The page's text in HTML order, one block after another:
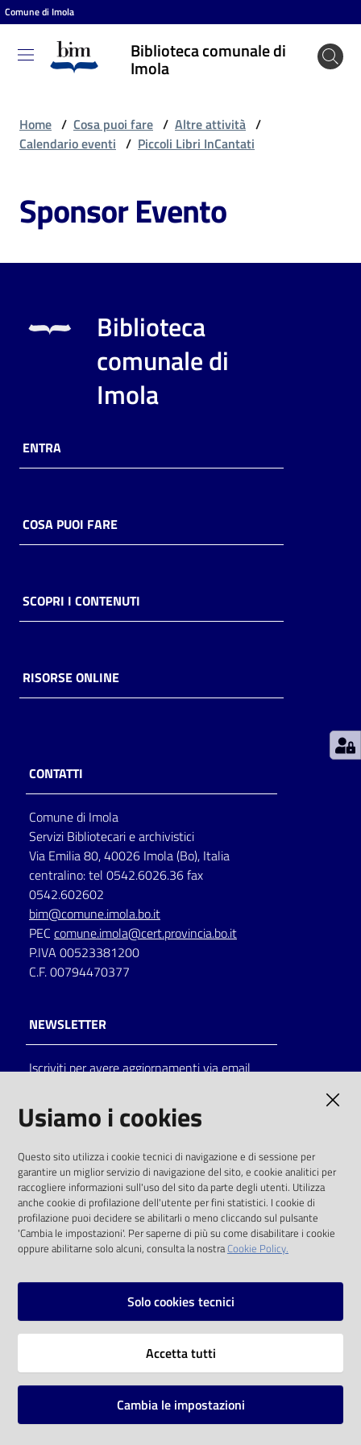
Vai al contenuto
Vai alla navigazione
Vai al footer
Comune di Imola
Biblioteca comunale di
Imola
Biblioteca
comunale
puoi
Risorse
online
Casa
Piani
storico
per
lettura
Seguici
su
Catalogo
on line
Eventi
Chiedi al
bibliotecario
Home / Cosa puoi fare / Altre attività /
Calendario eventi / Piccoli Libri InCantati
Sponsor Evento
Biblioteca
comunale di
Imola
ENTRA
COSA PUOI FARE
SCOPRI I CONTENUTI
RISORSE ONLINE
CONTATTI
Comune di Imola
Servizi Bibliotecari e archivistici
Via Emilia 80, 40026 Imola (Bo), Italia
centralino: tel 0542.6026.36 fax
0542.602602
bim@comune.imola.bo.it
PEC comune.imola@cert.provincia.bo.it
P.IVA 00523381200
C.F. 00794470377
NEWSLETTER
Iscriviti per avere aggiornamenti via email
solo alle condizioni previste dalla direttiva
comunitaria 2003/98/CE e dal d.lgs. 36/2006
SOCIAL
Instagram
Vai alla pagina
Mappa del sito
Usiamo i cookies
Questo sito utilizza i cookie tecnici di navigazione e di sessione per
garantire un miglior servizio di navigazione del sito, e cookie analitici per
raccogliere informazioni sull'uso del sito da parte degli utenti. Utilizza
anche cookie di profilazione dell'utente per fini statistici. I cookie di
profilazione puoi decidere se abilitarli o meno cliccando sul pulsante
'Cambia le impostazioni'. Per saperne di più su come disabilitare i cookie
oppure abilitarne solo alcuni, consulta la nostraCookie Policy.
Solo cookies tecnici
Accetta tutti
Cambia le impostazioni